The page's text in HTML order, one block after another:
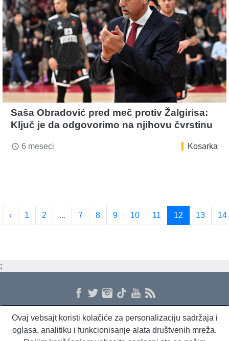
Saša Obradović pred meč protiv Žalgirisa:
Ključ je da odgovorimo na njihovu čvrstinu
access_time 6 meseci Kosarka
‹ 1 2 ... 7 8 9 10 11 12 13 14
;
O nama Proizvodi i usluge Politika privatnosti Kontakt RSS
Ovaj vebsajt koristi kolačiće za personalizaciju sadržaja i
oglasa, analitiku i funkcionisanje alata društvenih mreža.